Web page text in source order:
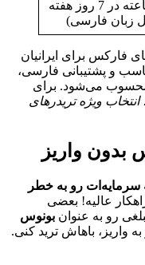
24 ساعته در 7 روز هفته
زبان فارسی)
فارکس برای ایرانیان
و پشتیبانی فارسی،
محسوب می‌شود. برای
ویژه تریدرهای
واریز
سرمایه‌ات رو به خطر
عالیه! بعضی
رو به عنوان بونوس
واریز، باهاش ترید کنی.